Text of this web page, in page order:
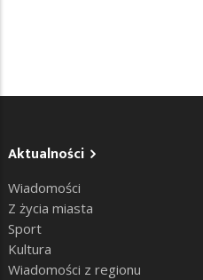
Aktualności
Wiadomości
Z życia miasta
Sport
Kultura
Wiadomości z regionu